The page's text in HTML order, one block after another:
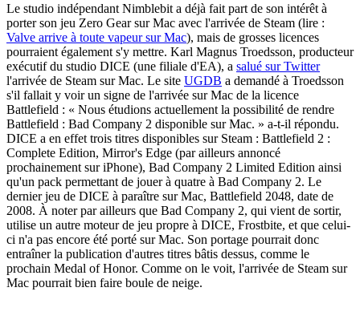
Le studio indépendant Nimblebit a déjà fait part de son intérêt à
porter son jeu Zero Gear sur Mac avec l'arrivée de Steam (lire :
Valve arrive à toute vapeur sur Mac), mais de grosses licences
pourraient également s'y mettre. Karl Magnus Troedsson, producteur
exécutif du studio DICE (une filiale d'EA), a salué sur Twitter
l'arrivée de Steam sur Mac. Le site UGDB a demandé à Troedsson
s'il fallait y voir un signe de l'arrivée sur Mac de la licence
Battlefield : « Nous étudions actuellement la possibilité de rendre
Battlefield : Bad Company 2 disponible sur Mac. » a-t-il répondu.
DICE a en effet trois titres disponibles sur Steam : Battlefield 2 :
Complete Edition, Mirror's Edge (par ailleurs annoncé
prochainement sur iPhone), Bad Company 2 Limited Edition ainsi
qu'un pack permettant de jouer à quatre à Bad Company 2. Le
dernier jeu de DICE à paraître sur Mac, Battlefield 2048, date de
2008. À noter par ailleurs que Bad Company 2, qui vient de sortir,
utilise un autre moteur de jeu propre à DICE, Frostbite, et que celui-
ci n'a pas encore été porté sur Mac. Son portage pourrait donc
entraîner la publication d'autres titres bâtis dessus, comme le
prochain Medal of Honor. Comme on le voit, l'arrivée de Steam sur
Mac pourrait bien faire boule de neige.